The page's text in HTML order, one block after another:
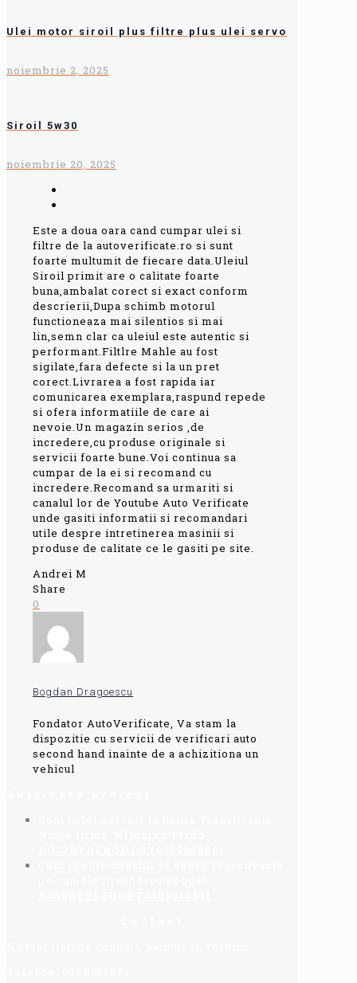
Ulei motor siroil plus filtre plus ulei servo
noiembrie 2, 2025
Siroil 5w30
noiembrie 20, 2025
Este a doua oara cand cumpar ulei si
filtre de la autoverificate.ro si sunt
foarte multumit de fiecare data.Uleiul
Siroil primit are o calitate foarte
buna,ambalat corect si exact conform
descrierii,Dupa schimb motorul
functioneaza mai silentios si mai
lin,semn clar ca uleiul este autentic si
performant.Filtlre Mahle au fost
sigilate,fara defecte si la un pret
corect.Livrarea a fost rapida iar
comunicarea exemplara,raspund repede
si ofera informatiile de care ai
nevoie.Un magazin serios ,de
incredere,cu produse originale si
servicii foarte bune.Voi continua sa
cumpar de la ei si recomand cu
incredere.Recomand sa urmariti si
canalul lor de Youtube Auto Verificate
unde gasiti informatii si recomandari
utile despre intretinerea masinii si
produse de calitate ce le gasiti pe site.
Andrei M
Share
0
Bogdan Dragoescu
Fondator AutoVerificate, Va stam la
dispozitie cu servicii de verificari auto
second hand inainte de a achizitiona un
vehicul